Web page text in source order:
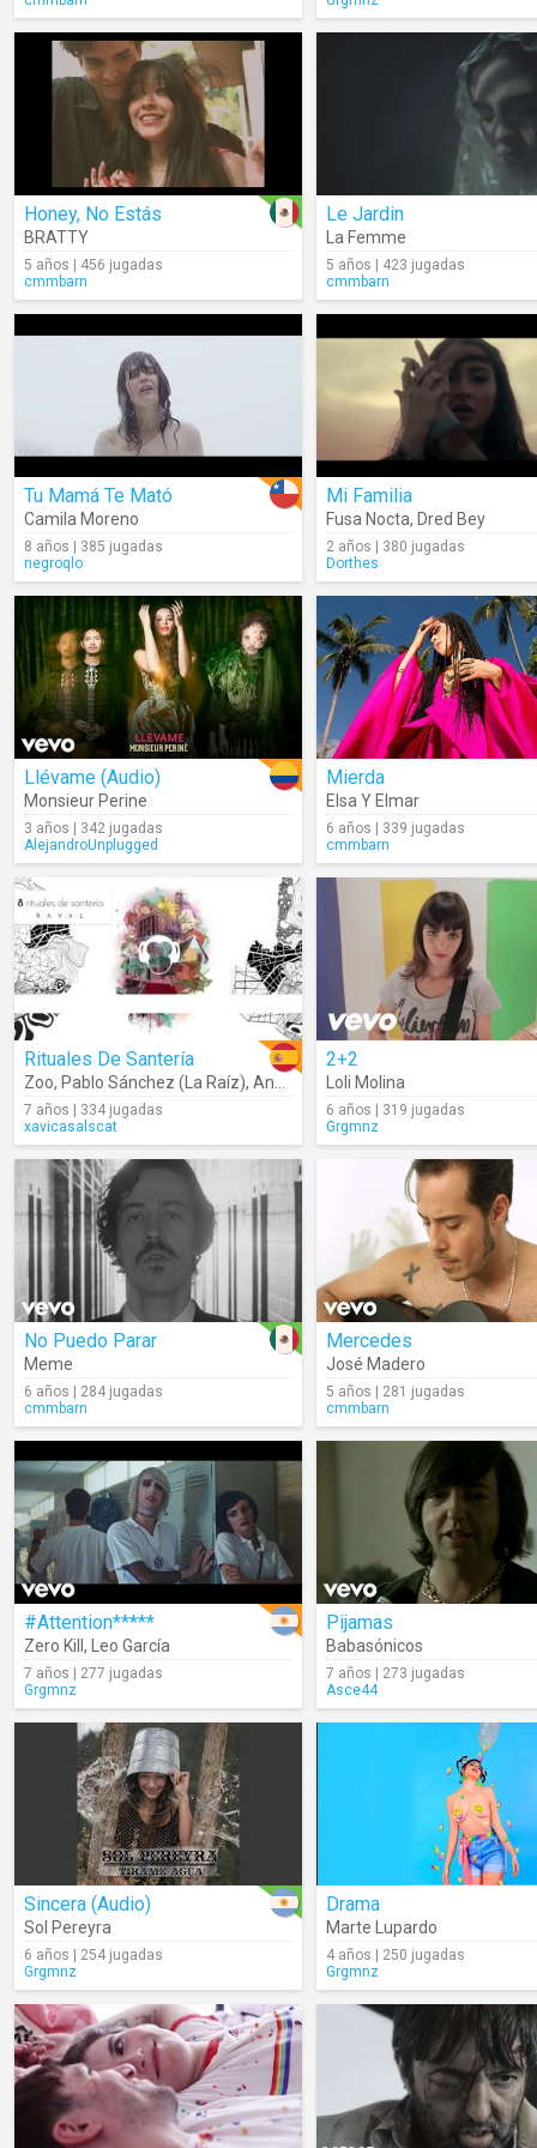
Honey, No Estás
BRATTY
5 años | 456 jugadas
cmmbarn
Le Jardin
La Femme
5 años | 423 jugadas
cmmbarn
Tu Mamá Te Mató
Camila Moreno
8 años | 385 jugadas
negroqlo
Mi Familia
Fusa Nocta, Dred Bey
2 años | 380 jugadas
Dorthes
Llévame (Audio)
Monsieur Perine
3 años | 342 jugadas
AlejandroUnplugged
Mierda
Elsa Y Elmar
6 años | 339 jugadas
cmmbarn
Rituales De Santería
Zoo, Pablo Sánchez (La Raíz), Annie Garcés
7 años | 334 jugadas
xavicasalscat
2+2
Loli Molina
6 años | 319 jugadas
Grgmnz
No Puedo Parar
Meme
6 años | 284 jugadas
cmmbarn
Mercedes
José Madero
5 años | 281 jugadas
cmmbarn
#Attention*****
Zero Kill , Leo García
7 años | 277 jugadas
Grgmnz
Pijamas
Babasónicos
7 años | 273 jugadas
Asce44
Sincera (Audio)
Sol Pereyra
6 años | 254 jugadas
Grgmnz
Drama
Marte Lupardo
4 años | 250 jugadas
Grgmnz